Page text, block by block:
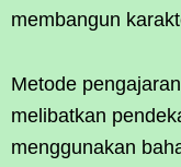
membangun
Metode
melibatkan
menggunakan